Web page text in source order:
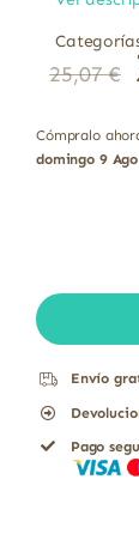
25,07€
Cómpralo
domingo 9
Envío
Pago